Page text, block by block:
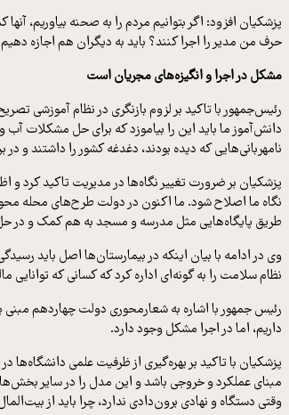
پزشکیان افزود: اگر بتوانیم مردم را به صحنه بیاوریم،
حرف من مدیر را اجرا کنند؟ باید به دیگران هم اجازه
مشکل در اجرا و انگیزه‌های مجریان است
رئیس‌جمهور با تاکید بر لزوم بازنگری در نظام آموزشی
نامهربانی‌هایی که دیده بودند، دغدغه کشور را داشتند و
پزشکیان بر ضرورت تغییر نگاه‌ها در مدیریت تاکید کرد
طریق پایگاه‌هایی مثل مدرسه و مسجد به هم کمک و در
وی در ادامه با بیان اینکه در بیمارستان‌ها اصل باید
نظام سلامت را به گونه‌ای اداره کرد که کسانی که توانایی
رئیس جمهور با اشاره به شعارمحوری دولت چهاردهم مبنی
داریم، اما در اجرا مشکل وجود دارد.
پزشکیان با تاکید بر بهره‌گیری از ظرفیت علمی
مبنای عملکرد و خروجی باشد و این مدل را در سایر
وقتی دستگاه و نهادی برون‌دادی ندارد، چرا باید از